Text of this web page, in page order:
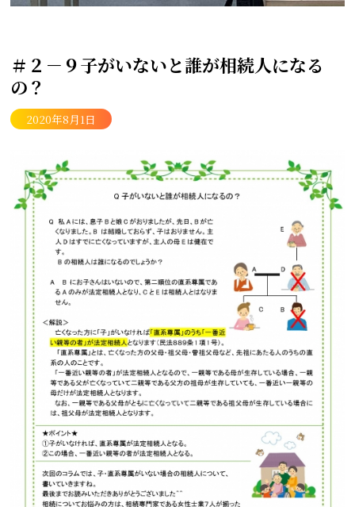
＃２－９子がいないと誰が相続人になる
の？
2020年8月1日